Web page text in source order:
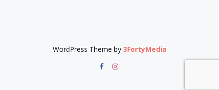
WordPress Theme by 3FortyMedia